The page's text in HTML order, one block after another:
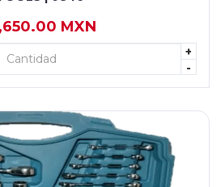
MXN
+
-
+ AGREGAR